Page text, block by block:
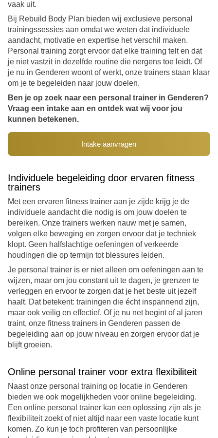
jong of oud bent, ik kan met volle overtuiging
zeggen dat ook jij dit kunt bereiken. Het begint
allemaal met het hebben van een plan en het
vinden van de juiste begeleiding. Bij Rebuild Body
Plan krijg je precies dat, en ik kan je verzekeren
dat je geen spijt zult krijgen. Dus waar wacht je
nog op? Neem de stap en verander je leven
vandaag nog!
vaak uit.
Bij Rebuild Body Plan bieden wij exclusieve personal
trainingssessies aan omdat we weten dat individuele
aandacht, motivatie en expertise het verschil maken.
Personal training zorgt ervoor dat elke training telt en dat
je niet vastzit in dezelfde routine die nergens toe leidt. Of
je nu in Genderen woont of werkt, onze trainers staan klaar
om je te begeleiden naar jouw doelen.
Ben je op zoek naar een personal trainer in Genderen?
Vraag een intake aan en ontdek wat wij voor jou
kunnen betekenen.
Intake aanvragen
Individuele begeleiding door ervaren fitness
trainers
Met een ervaren fitness trainer aan je zijde krijg je de
individuele aandacht die nodig is om jouw doelen te
bereiken. Onze trainers werken nauw met je samen,
volgen elke beweging en zorgen ervoor dat je techniek
klopt. Geen halfslachtige oefeningen of verkeerde
houdingen die op termijn tot blessures leiden.
Je personal trainer is er niet alleen om oefeningen aan te
wijzen, maar om jou constant uit te dagen, je grenzen te
verleggen en ervoor te zorgen dat je het beste uit jezelf
haalt. Dat betekent: trainingen die écht inspannend zijn,
maar ook veilig en effectief. Of je nu net begint of al jaren
traint, onze fitness trainers in Genderen passen de
begeleiding aan op jouw niveau en zorgen ervoor dat je
blijft groeien.
Online personal trainer voor extra flexibiliteit
Naast onze personal training op locatie in Genderen
bieden we ook mogelijkheden voor online begeleiding.
Een online personal trainer kan een oplossing zijn als je
flexibiliteit zoekt of niet altijd naar een vaste locatie kunt
komen. Zo kun je toch profiteren van persoonlijke